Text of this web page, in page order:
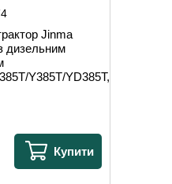
Jinma
дизельним
Y385T/YD385T,
Купити